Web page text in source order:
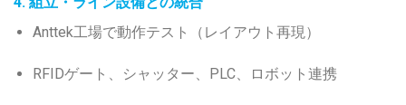
Anttek工場で動作テスト（レイアウト再現）
RFIDゲート、シャッター、PLC、ロボット連携